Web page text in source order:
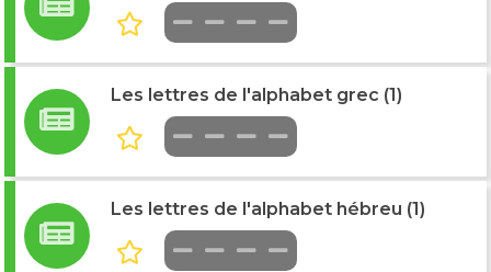
Les lettres de l'alphabet grec (1)
Les lettres de l'alphabet hébreu (1)